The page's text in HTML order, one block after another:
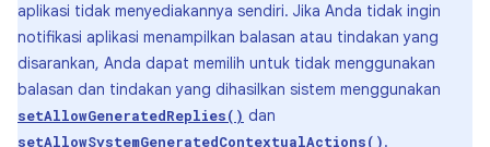
aplikasi tidak menyediakannya sendiri. Jika Anda tidak ingin
notifikasi aplikasi menampilkan balasan atau tindakan yang
disarankan, Anda dapat memilih untuk tidak menggunakan
balasan dan tindakan yang dihasilkan sistem menggunakan
setAllowGeneratedReplies() dan
setAllowSystemGeneratedContextualActions().